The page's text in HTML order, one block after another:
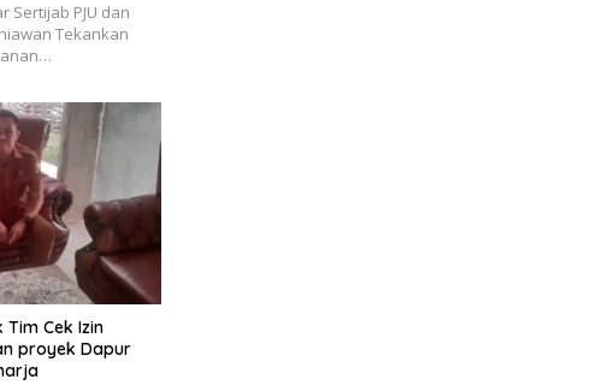
Sertijab PJU dan
Tekankan
Cek Izin
proyek Dapur